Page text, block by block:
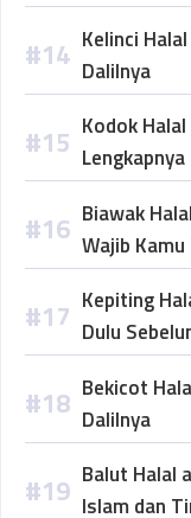
Kelinci
Dalilnya
Kodok
Lengkapnya
Biawak
Wajib Kamu
Kepiting
Dulu
Bekicot
Dalilnya
Balut Halal
Islam dan